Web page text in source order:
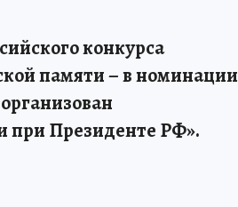
конкурса
памяти – в номинации
при Президенте РФ».